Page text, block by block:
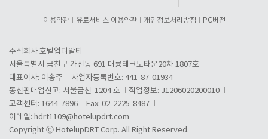
이용약관 유료서비스 이용약관 개인정보처리방침 PC버전
주식회사 호텔업디알티
서울특별시 금천구 가산동 691 대륭테크노타운20차 1807호
대표이사: 이송주
사업자등록번호: 441-87-01934
통신판매업신고: 서울금천-1204 호
직업정보: J1206020200010
고객센터: 1644-7896
Fax: 02-2225-8487
이메일: hdrt1109@hotelupdrt.com
Copyright ⓒ HotelupDRT Corp. All Right Reserved.